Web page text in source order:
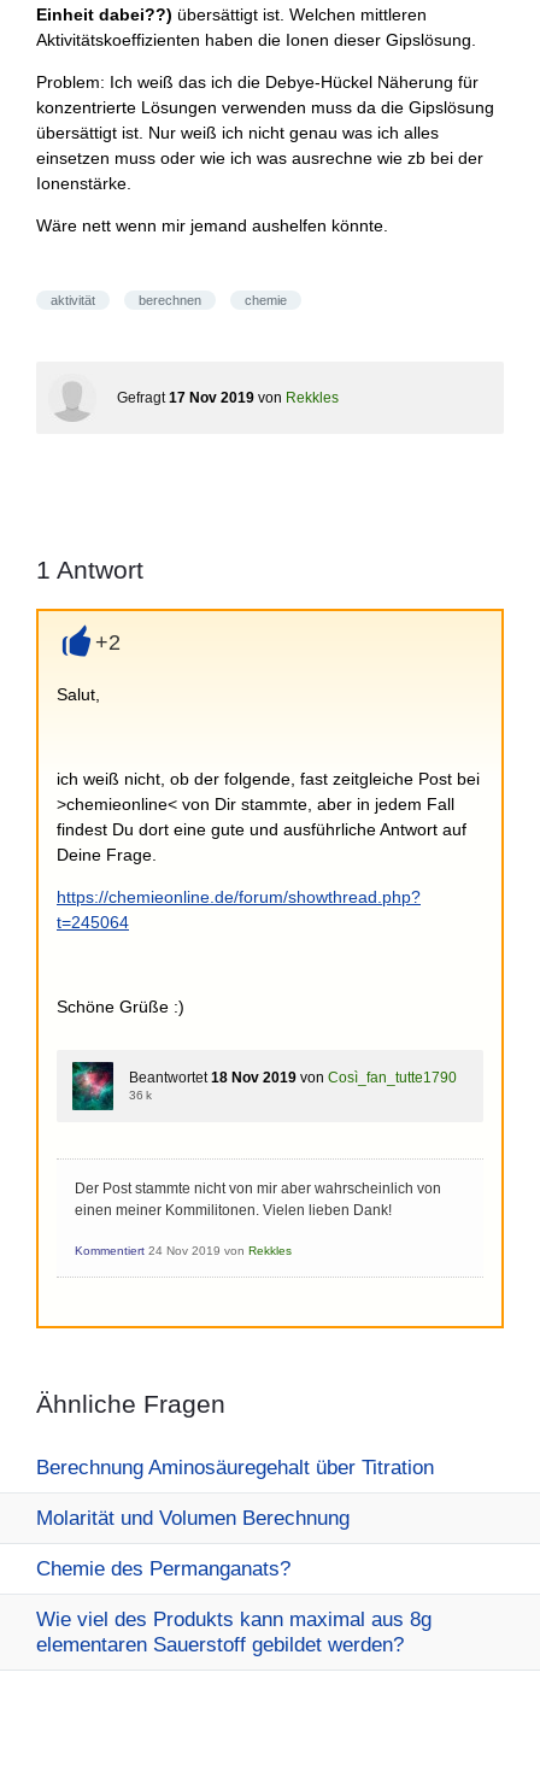
Einheit dabei??) übersättigt ist. Welchen mittleren
Aktivitätskoeffizienten haben die Ionen dieser Gipslösung.
Problem: Ich weiß das ich die Debye-Hückel Näherung für
konzentrierte Lösungen verwenden muss da die Gipslösung
übersättigt ist. Nur weiß ich nicht genau was ich alles
einsetzen muss oder wie ich was ausrechne wie zb bei der
Ionenstärke.
Wäre nett wenn mir jemand aushelfen könnte.
aktivität berechnen chemie
Gefragt 17 Nov 2019 von Rekkles
1 Antwort
+2
Salut,
ich weiß nicht, ob der folgende, fast zeitgleiche Post bei
>chemieonline< von Dir stammte, aber in jedem Fall
findest Du dort eine gute und ausführliche Antwort auf
Deine Frage.
https://chemieonline.de/forum/showthread.php?
t=245064
Schöne Grüße :)
Beantwortet 18 Nov 2019 von Così_fan_tutte1790
36 k
Der Post stammte nicht von mir aber wahrscheinlich von
einen meiner Kommilitonen. Vielen lieben Dank!
Kommentiert 24 Nov 2019 von Rekkles
Ähnliche Fragen
Berechnung Aminosäuregehalt über Titration
Molarität und Volumen Berechnung
Chemie des Permanganats?
Wie viel des Produkts kann maximal aus 8g
elementaren Sauerstoff gebildet werden?